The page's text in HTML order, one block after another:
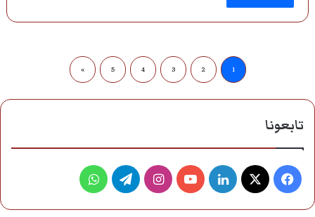
1
2
3
4
5
»
تابعونا
ي
X
ي
Y
ن
ي
ا